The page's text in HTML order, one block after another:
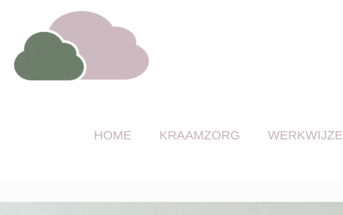
HOME KRAAMZORG WERKWIJZE